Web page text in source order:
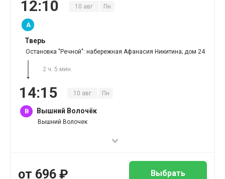
12:10 10 авг Пн
A
Тверь
Остановка "Речной": набережная Афанасия Никитина; дом 24
2 ч. 5 мин.
14:15 10 авг Пн
B Вышний Волочёк
Вышний Волочек
от 696 ₽
Выбрать